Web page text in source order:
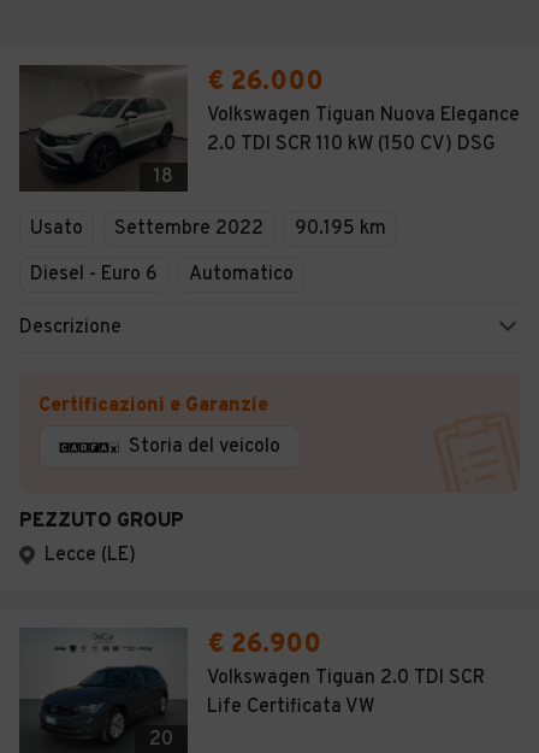
18
€ 26.000
Volkswagen Tiguan Nuova Elegance
2.0 TDI SCR 110 kW (150 CV) DSG
Usato Settembre 2022
90.195 km
Diesel - Euro 6
Automatico
Descrizione
Certificazioni e Garanzie
Storia del veicolo
PEZZUTO GROUP
Lecce (LE)
20
€ 26.900
Volkswagen Tiguan 2.0 TDI SCR
Life Certificata VW